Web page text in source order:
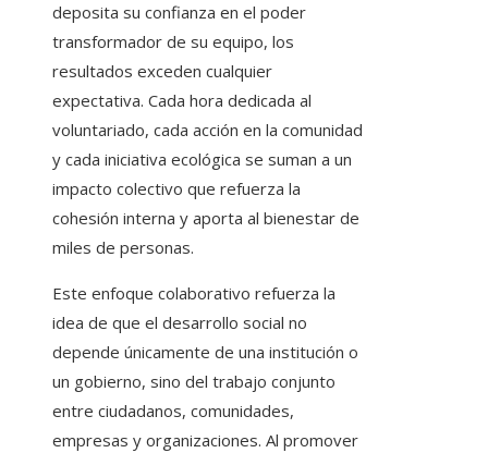
deposita su confianza en el poder
transformador de su equipo, los
resultados exceden cualquier
expectativa. Cada hora dedicada al
voluntariado, cada acción en la comunidad
y cada iniciativa ecológica se suman a un
impacto colectivo que refuerza la
cohesión interna y aporta al bienestar de
miles de personas.
Este enfoque colaborativo refuerza la
idea de que el desarrollo social no
depende únicamente de una institución o
un gobierno, sino del trabajo conjunto
entre ciudadanos, comunidades,
empresas y organizaciones. Al promover